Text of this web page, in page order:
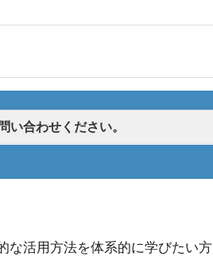
い合わせください。
な活用方法を体系的に学びたい方